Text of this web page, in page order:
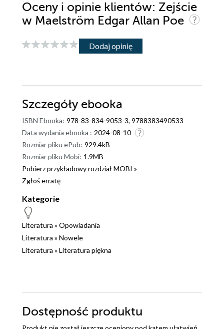
Oceny i opinie klientów: Zejście
w Maelström Edgar Allan Poe
Dodaj opinię
Szczegóły ebooka
ISBN Ebooka: 978-83-834-9053-3, 9788383490533
Data wydania ebooka : 2024-08-10
Rozmiar pliku ePub: 929.4kB
Rozmiar pliku Mobi: 1.9MB
Pobierz przykładowy rozdział MOBI »
Zgłoś erratę
Kategorie
Literatura » Opowiadania
Literatura » Nowele
Literatura » Literatura piękna
Dostępność produktu